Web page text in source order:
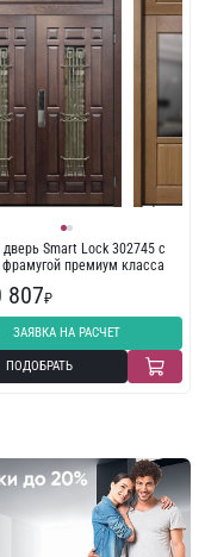
дверь Smart Lock 302745 с
премиум класса
807₽
ЗАЯВКА НА РАСЧЕТ
ПОДОБРАТЬ